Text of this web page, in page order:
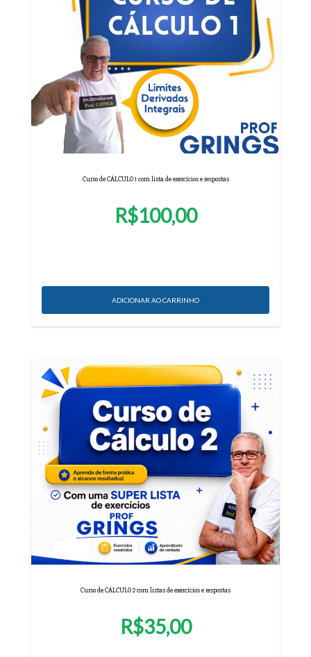
Curso de CÁLCULO 1 com lista de exercícios e respostas
R$100,00
Curso de CÁLCULO 2 com listas de exercícios e respostas
R$35,00